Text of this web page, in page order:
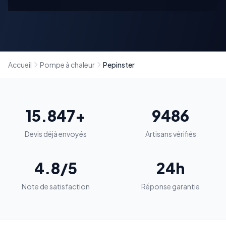
Accueil Pompe à chaleur Pepinster
15.847+
Devis déjà envoyés
9486
Artisans vérifiés
4.8/5
Note de satisfaction
24h
Réponse garantie